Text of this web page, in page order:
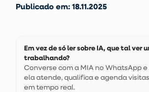
Publicado em: 18.11.2025
Em vez de só ler sobre IA, que tal ver
trabalhando?
Converse com a MIA no WhatsApp
ela atende, qualifica e agenda
em tempo real.